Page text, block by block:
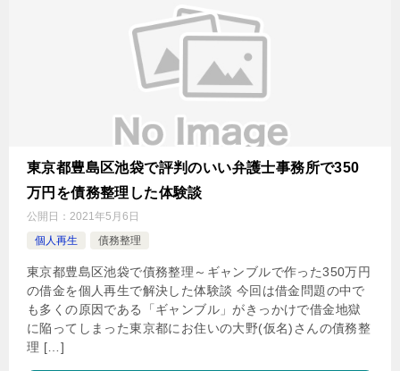
東京都豊島区池袋で評判のいい弁護士事務所で350
万円を債務整理した体験談
公開日： 2021年5月6日
個人再生
債務整理
東京都豊島区池袋で債務整理～ギャンブルで作った350万円
の借金を個人再生で解決した体験談 今回は借金問題の中で
も多くの原因である「ギャンブル」がきっかけで借金地獄
に陥ってしまった東京都にお住いの大野(仮名)さんの債務整
理 […]